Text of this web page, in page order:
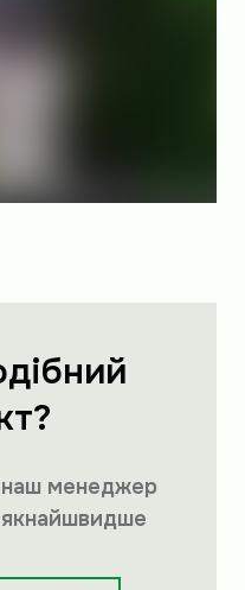
наш менеджер